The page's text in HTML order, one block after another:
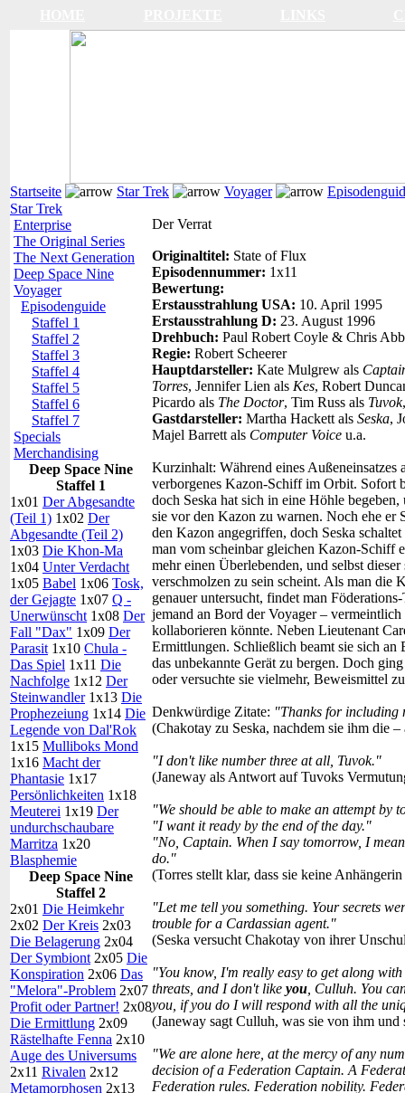
Startseite Star Trek Voyager
Star Trek
Enterprise
The Original Series
The Next Generation
Deep Space Nine
Voyager
Episodenguide
Staffel 1
Staffel 2
Staffel 3
Staffel 4
Staffel 5
Staffel 6
Staffel 7
Specials
Merchandising
Deep Space Nine
Staffel 1
1x01 Der Abgesandte
(Teil 1) 1x02 Der
Abgesandte (Teil 2)
1x03 Die Khon-Ma
1x04 Unter Verdacht
1x05 Babel 1x06 Tosk,
der Gejagte 1x07 Q -
Unerwünscht 1x08 Der
Fall "Dax" 1x09 Der
Parasit 1x10 Chula -
Das Spiel 1x11 Die
Nachfolge 1x12 Der
Steinwandler1x13 Die
Prophezeiung 1x14 Die
Legende von Dal'Rok
1x15 Mulliboks Mond
1x16 Macht der
Phantasie 1x17
Persönlichkeiten 1x18
Meuterei 1x19 Der
undurchschaubare
Marritza 1x20
Blasphemie
Deep Space Nine
Staffel 2
2x01 Die Heimkehr
2x02 Der Kreis 2x03
Die Belagerung 2x04
Der Symbiont 2x05 Die
Konspiration 2x06 Das
"Melora"-Problem 2x07
Profit oder Partner! 2x08
Die Ermittlung 2x09
Rästelhafte Fenna 2x10
Auge des Universums
2x11 Rivalen 2x12
Metamorphosen 2x13
Der Verrat
Originaltitel: State of Flux
Episodennummer: 1x11
Bewertung:
Erstausstrahlung USA: 10. April 1995
Erstausstrahlung D: 23. August 1996
Drehbuch: Paul Robert Coyle & Chris
Regie: Robert Scheerer
Hauptdarsteller: Kate Mulgrew als
Torres, Jennifer Lien als Kes, Robert
Picardo als The Doctor, Tim Russ als Tuvok
Gastdarsteller: Martha Hackett als Seska,
Majel Barrett als Computer Voice u.a.
Kurzinhalt: Während eines Außeneinsatzes
verborgenes Kazon-Schiff im Orbit. Sofort
doch Seska hat sich in eine Höhle
sie vor den Kazon zu warnen. Noch ehe er
den Kazon angegriffen, doch Seska
man vom scheinbar gleichen Kazon-Schiff
mehr einen Überlebenden, und selbst
verschmolzen zu sein scheint. Als man die
genauer untersucht, findet man
jemand an Bord der Voyager –
kollaborieren könnte. Neben Lieutenant
Ermittlungen. Schließlich beamt sie sich
das unbekannte Gerät zu bergen. Doch
oder versuchte sie vielmehr, Beweismittel
Denkwürdige Zitate: "Thanks for including
(Chakotay zu Seska, nachdem sie ihm die
"I don't like number three at all, Tuvok."
(Janeway als Antwort auf Tuvoks
"We should be able to make an attempt by
"I want it ready by the end of the day."
"No, Captain. When I say tomorrow, I
do."
(Torres stellt klar, dass sie keine
"Let me tell you something. Your secrets
trouble for a Cardassian agent."
(Seska versucht Chakotay von ihrer
"You know, I'm really easy to get along
threats, and I don't like you , Culluh. You
you, if you do I will respond with all the
(Janeway sagt Culluh, was sie von ihm und
"We are alone here, at the mercy of any
decision of a Federation Captain. A
Federation rules. Federation nobility.